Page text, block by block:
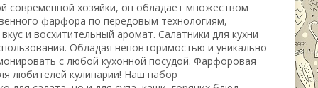
современной хозяйки, он обладает множеством
фарфора по передовым технологиям,
и восхитительный аромат. Салатники для кухни
Обладая неповторимостью и уникально
с любой кухонной посудой. Фарфоровая
любителей кулинарии! Наш набор